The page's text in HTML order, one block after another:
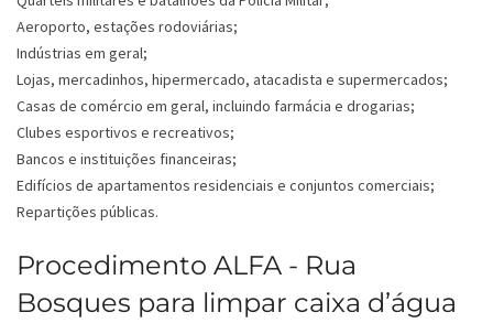
Aeroporto, estações rodoviárias;
Indústrias em geral;
Lojas, mercadinhos, hipermercado, atacadista e supermercados;
Casas de comércio em geral, incluindo farmácia e drogarias;
Clubes esportivos e recreativos;
Bancos e instituições financeiras;
Edifícios de apartamentos residenciais e conjuntos comerciais;
Repartições públicas.
Procedimento ALFA - Rua
Bosques para limpar caixa d’água